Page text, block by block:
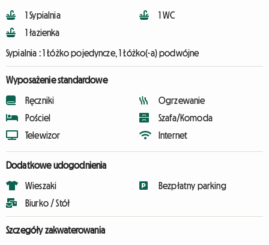
1 Sypialnia
1 łazienka
1 WC
Sypialnia :1 Łóżko pojedyncze, 1 Łóżko(-a) podwójne
Wyposażenie standardowe
Ręczniki
Pościel
Telewizor
Ogrzewanie
Szafa/Komoda
Internet
Dodatkowe udogodnienia
Wieszaki
Biurko / Stół
Bezpłatny parking
Szczegóły zakwaterowania